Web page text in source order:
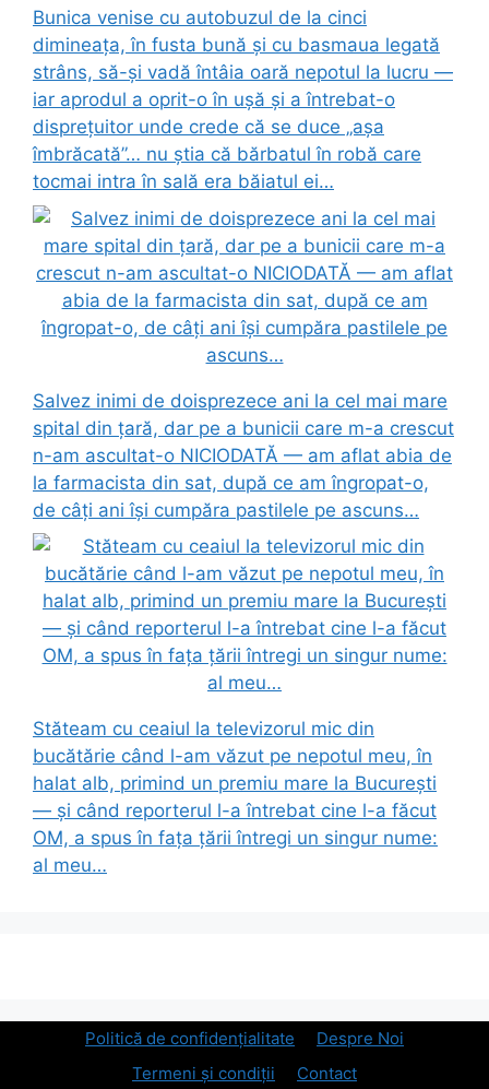
Bunica venise cu autobuzul de la cinci
dimineața, în fusta bună și cu basmaua legată
strâns, să-și vadă întâia oară nepotul la lucru —
iar aprodul a oprit-o în ușă și a întrebat-o
disprețuitor unde crede că se duce „așa
îmbrăcată”… nu știa că bărbatul în robă care
tocmai intra în sală era băiatul ei…
Salvez inimi de doisprezece ani la cel mai mare
spital din țară, dar pe a bunicii care m-a crescut
n-am ascultat-o NICIODATĂ — am aflat abia de
la farmacista din sat, după ce am îngropat-o,
de câți ani își cumpăra pastilele pe ascuns…
Stăteam cu ceaiul la televizorul mic din
bucătărie când l-am văzut pe nepotul meu, în
halat alb, primind un premiu mare la București
— și când reporterul l-a întrebat cine l-a făcut
OM, a spus în fața țării întregi un singur nume:
al meu…
Politică de confidențialitate
Despre Noi
Termeni și condiții
Contact